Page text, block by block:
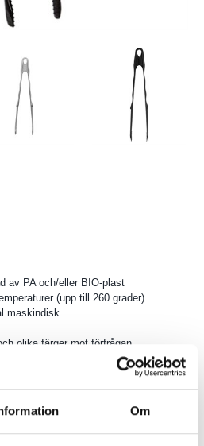
Om
av PA och/eller BIO-plast
(upp till 260 grader).
maskindisk.
olika färger mot förfrågan.
941070-10